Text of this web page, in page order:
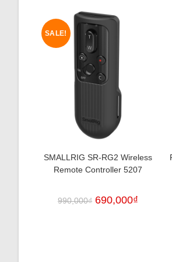
SALE!
SMALLRIG SR-RG2 Wireless
Remote Controller 5207
990,000₫ 690,000₫